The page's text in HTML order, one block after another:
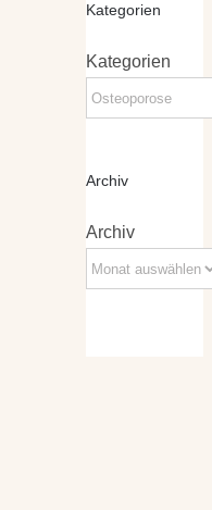
Kategorien
Kategorien
Archiv
Archiv